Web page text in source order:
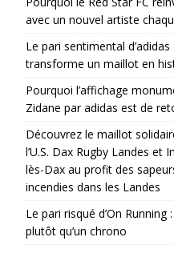
avec un nouvel artiste
Le pari sentimental
transforme un maillot en
Pourquoi l’affichage
Zidane par adidas est de
Découvrez le maillot
l’U.S. Dax Rugby Landes et
lès-Dax au profit des
incendies dans les Landes
Le pari risqué d’On
plutôt qu’un chrono